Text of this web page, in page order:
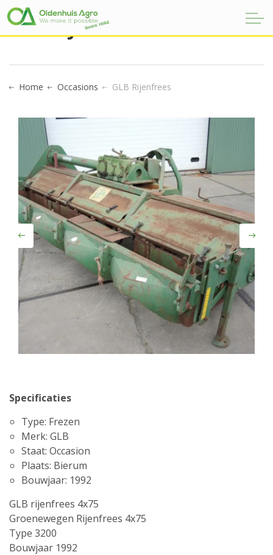
GLB RIJENFREES
Home Occasions GLB Rijenfrees
Previous Next
Specificaties
Type: Frezen
Merk: GLB
Staat: Occasion
Plaats: Bierum
Bouwjaar: 1992
GLB rijenfrees 4x75
Groenewegen Rijenfrees 4x75
Type 3200
Bouwjaar 1992